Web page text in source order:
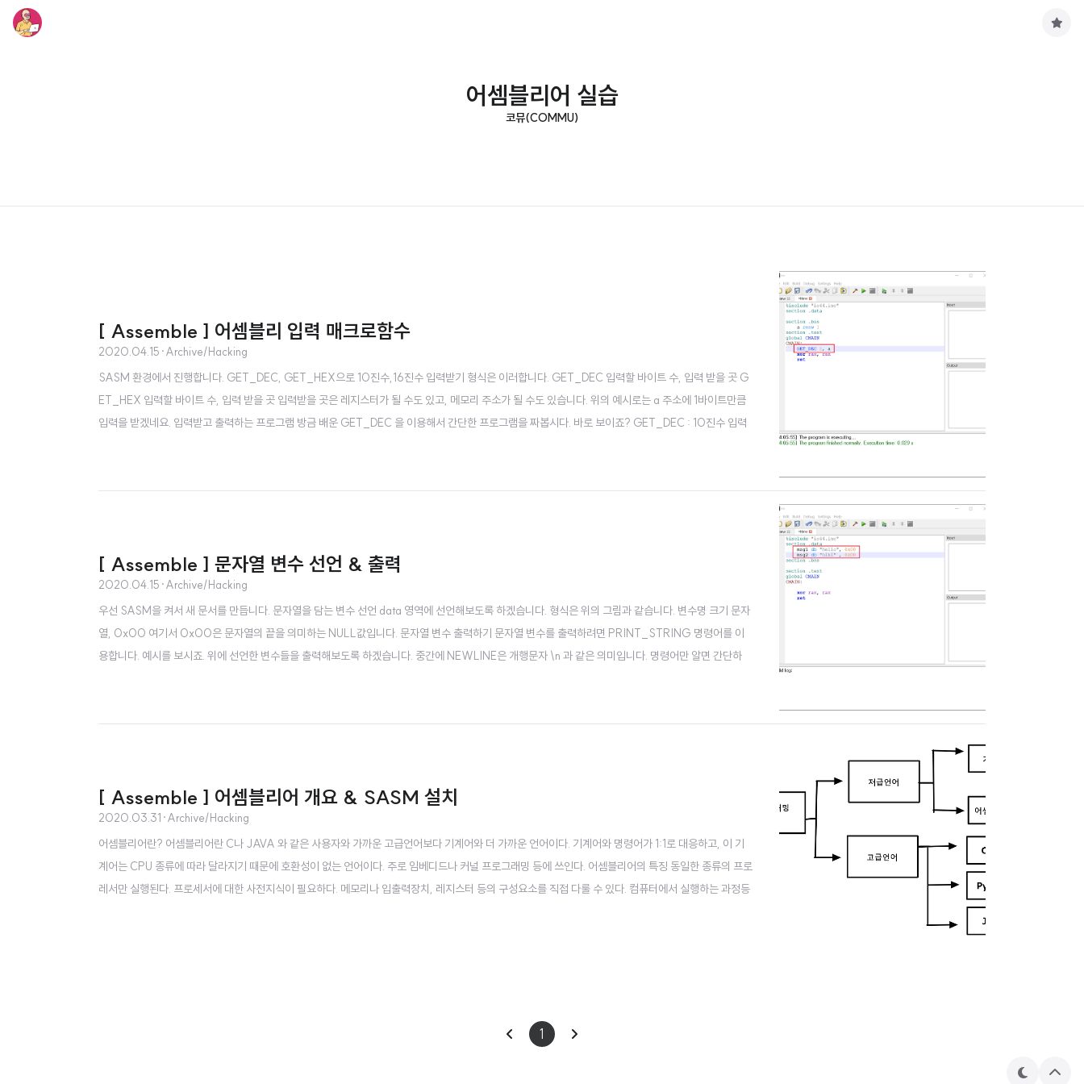
어셈블리어 실습
코뮤(COMMU)
[ Assemble ] 어셈블리 입력 매크로함수
2020.04.15 ·Archive/Hacking
SASM 환경에서 진행합니다. GET_DEC, GET_HEX으로 10진수,16진수 입력받기 형식은 이러합니다. GET_DEC 입력할 바이트 수, 입력 받을 곳 G
ET_HEX 입력할 바이트 수, 입력 받을 곳 입력받을 곳은 레지스터가 될 수도 있고, 메모리 주소가 될 수도 있습니다. 위의 예시로는 a 주소에 1바이트만큼
입력을 받겠네요. 입력받고 출력하는 프로그램 방금 배운 GET_DEC 을 이용해서 간단한 프로그램을 짜봅시다. 바로 보이죠? GET_DEC : 10진수 입력
[ Assemble ] 문자열 변수 선언 & 출력
2020.04.15 ·Archive/Hacking
우선 SASM을 켜서 새 문서를 만듭니다. 문자열을 담는 변수 선언 data 영역에 선언해보도록 하겠습니다. 형식은 위의 그림과 같습니다. 변수명 크기 문자
열, 0x00 여기서 0x00은 문자열의 끝을 의미하는 NULL값입니다. 문자열 변수 출력하기 문자열 변수를 출력하려면 PRINT_STRING 명령어를 이
용합니다. 예시를 보시죠. 위에 선언한 변수들을 출력해보도록 하겠습니다. 중간에 NEWLINE은 개행문자 \n 과 같은 의미입니다. 명령어만 알면 간단하
[ Assemble ] 어셈블리어 개요 & SASM 설치
2020.03.31 ·Archive/Hacking
어셈블리어란? 어셈블리어란 C나 JAVA 와 같은 사용자와 가까운 고급언어보다 기계어와 더 가까운 언어이다. 기계어와 명령어가 1:1로 대응하고, 이 기
계어는 CPU 종류에 따라 달라지기 때문에 호환성이 없는 언어이다. 주로 임베디드나 커널 프로그래밍 등에 쓰인다. 어셈블리어의 특징 동일한 종류의 프로
레서만 실행된다. 프로세서에 대한 사전지식이 필요하다. 메모리나 입출력장치, 레지스터 등의 구성요소를 직접 다룰 수 있다. 컴퓨터에서 실행하는 과정등
1
구
테 상